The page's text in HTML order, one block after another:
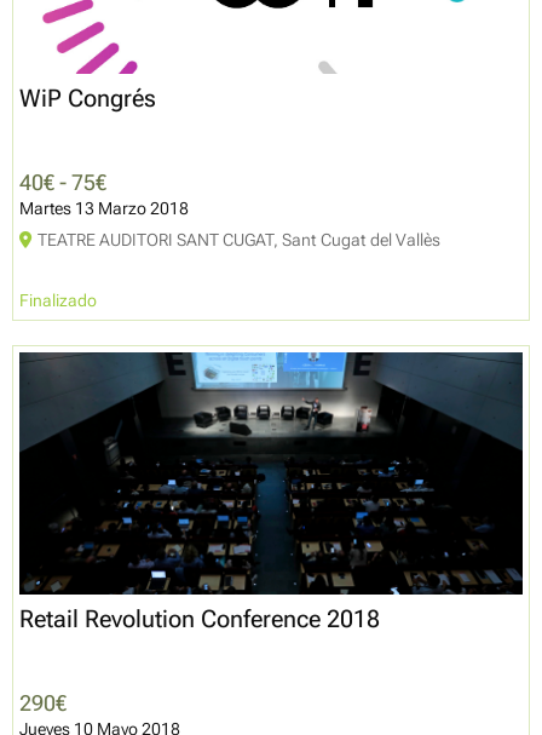
WiP Congrés
40€ - 75€
Martes 13 Marzo 2018
TEATRE AUDITORI SANT CUGAT, Sant Cugat del Vallès
Finalizado
Retail Revolution Conference 2018
290€
Jueves 10 Mayo 2018